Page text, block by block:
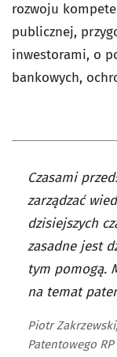
rozwoju
publicznej,
inwestorami, o
bankowych,
Czasami
zarządzać
dzisiejszych
zasadne jest
tym pomogą.
na temat
Piotr
Patentowego RP